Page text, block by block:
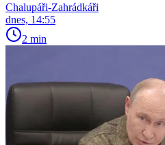
Chalupáři-Zahrádkáři
dnes, 14:55
2 min